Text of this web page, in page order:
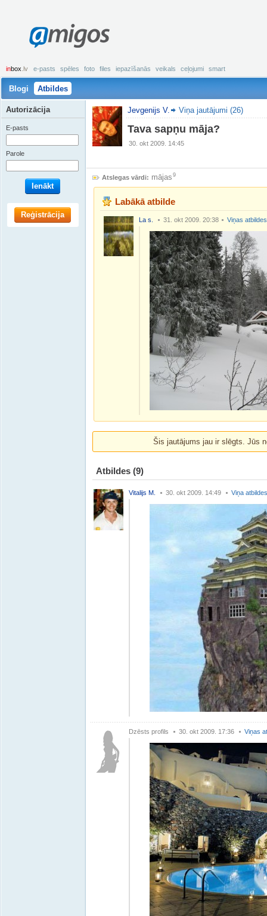
amigos
inbox .lv e-pasts spēles foto files iepazīšanās veikals ceļojumi smart
Blogi Atbildes
Jevgenijs V. Viņa jautājumi (26)
Tava sapņu māja?
30. okt 2009. 14:45
Atslegas vārdi: mājas 9
Labākā atbilde
La s. 31. okt 2009. 20:38 Viņas atbildes
Šis jautājums jau ir slēgts. Jūs
Atbildes (9)
Vitalijs M. 30. okt 2009. 14:49 Viņa atbildes
Dzēsts profils 30. okt 2009. 17:36 Viņas
Autorizācija
E-pasts
Parole
Ienākt
Reģistrācija